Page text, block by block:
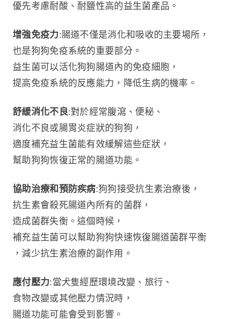
優先考慮耐酸、耐鹽性高的益生菌產品。
增強免疫力:腸道不僅是消化和吸收的主要場所，
也是狗狗免疫系統的重要部分。
益生菌可以活化狗狗腸道內的免疫細胞，
提高免疫系統的反應能力，降低生病的機率。
舒緩消化不良:對於經常腹瀉、便秘、
消化不良或腸胃炎症狀的狗狗，
適度補充益生菌能有效緩解這些症狀，
幫助狗狗恢復正常的腸道功能。
協助治療和預防疾病:狗狗接受抗生素治療後，
抗生素會殺死腸道內所有的菌群，
造成菌群失衡。這個時候，
補充益生菌可以幫助狗狗快速恢復腸道菌群平衡
，減少抗生素治療的副作用。
應付壓力:當犬隻經歷環境改變、旅行、
食物改變或其他壓力情況時，
腸道功能可能會受到影響。